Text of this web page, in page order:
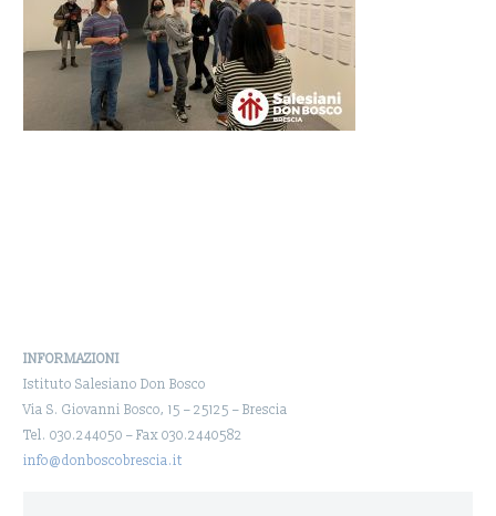
INFORMAZIONI
Istituto Salesiano Don Bosco
Via S. Giovanni Bosco, 15 – 25125 – Brescia
Tel. 030.244050 – Fax 030.2440582
info@donboscobrescia.it